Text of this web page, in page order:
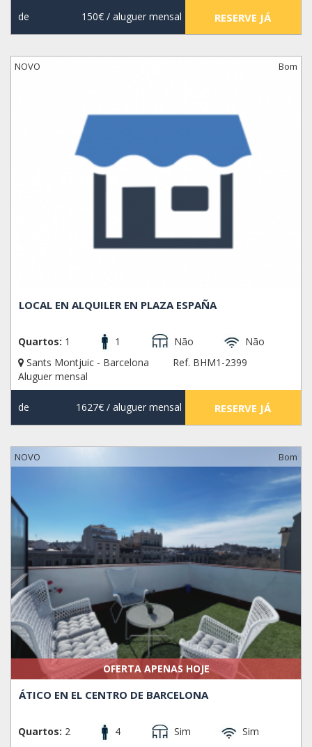
de 150€/ aluguer mensal RESERVE JÁ
NOVO Bom
LOCAL EN ALQUILER EN PLAZA ESPAÑA
Quartos: 1 1 Não
Não
Sants Montjuic - Barcelona
Ref. BHM1-2399
Aluguer mensal
de 1627€/ aluguer mensal RESERVE JÁ
NOVO Bom
OFERTA APENAS HOJE
ÁTICO EN EL CENTRO DE BARCELONA
Quartos: 2 4 Sim
Sim